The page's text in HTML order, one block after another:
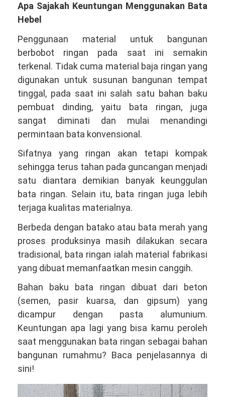
Apa Sajakah Keuntungan Menggunakan Bata
Hebel
Penggunaan material untuk bangunan
berbobot ringan pada saat ini semakin
terkenal. Tidak cuma material baja ringan yang
digunakan untuk susunan bangunan tempat
tinggal, pada saat ini salah satu bahan baku
pembuat dinding, yaitu bata ringan, juga
sangat diminati dan mulai menandingi
permintaan bata konvensional.
Sifatnya yang ringan akan tetapi kompak
sehingga terus tahan pada guncangan menjadi
satu diantara demikian banyak keunggulan
bata ringan. Selain itu, bata ringan juga lebih
terjaga kualitas materialnya.
Berbeda dengan batako atau bata merah yang
proses produksinya masih dilakukan secara
tradisional, bata ringan ialah material fabrikasi
yang dibuat memanfaatkan mesin canggih.
Bahan baku bata ringan dibuat dari beton
(semen, pasir kuarsa, dan gipsum) yang
dicampur dengan pasta alumunium.
Keuntungan apa lagi yang bisa kamu peroleh
saat menggunakan bata ringan sebagai bahan
bangunan rumahmu? Baca penjelasannya di
sini!